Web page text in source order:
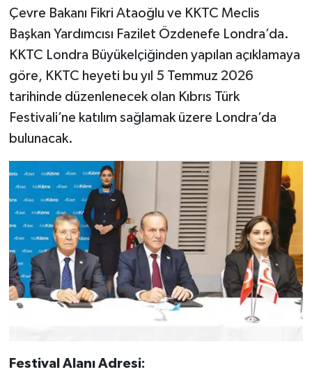
Çevre Bakanı Fikri Ataoğlu ve KKTC Meclis
Başkan Yardımcısı Fazilet Özdenefe Londra’da.
KKTC Londra Büyükelçiğinden yapılan açıklamaya
göre, KKTC heyeti bu yıl 5 Temmuz 2026
tarihinde düzenlenecek olan Kıbrıs Türk
Festivali’ne katılım sağlamak üzere Londra’da
bulunacak.
Festival Alanı Adresi: